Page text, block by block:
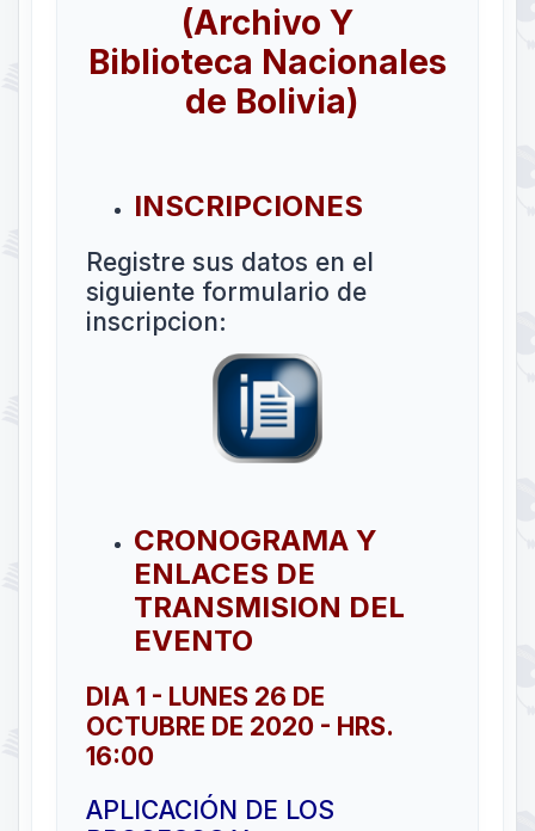
(Archivo Y
Biblioteca Nacionales
de Bolivia)
INSCRIPCIONES
Registre sus datos en el
siguiente formulario de
inscripcion:
CRONOGRAMA Y
ENLACES DE
TRANSMISION DEL
EVENTO
DIA 1 - LUNES 26 DE
OCTUBRE DE 2020 - HRS.
16:00
APLICACIÓN DE LOS